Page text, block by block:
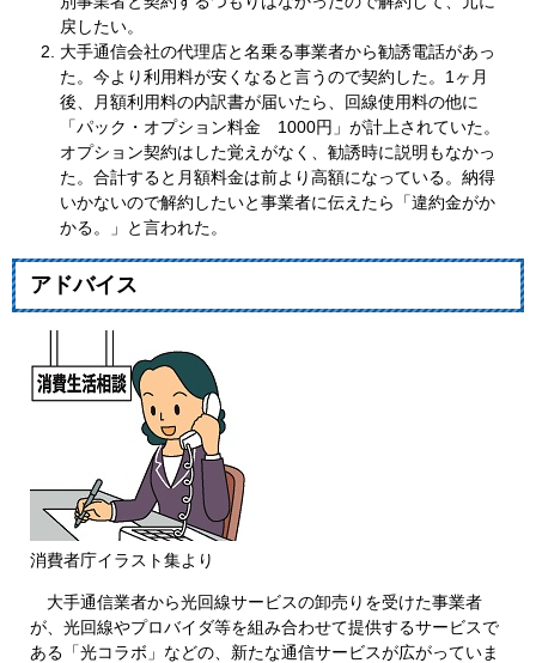
戻したい。
大手通信会社の代理店と名乗る事業者から勧誘電話があっ
た。今より利用料が安くなると言うので契約した。1ヶ月
後、月額利用料の内訳書が届いたら、回線使用料の他に
「パック・オプション料金 1000円」が計上されていた。
オプション契約はした覚えがなく、勧誘時に説明もなかっ
た。合計すると月額料金は前より高額になっている。納得
いかないので解約したいと事業者に伝えたら「違約金がか
かる。」と言われた。
アドバイス
消費者庁イラスト集より
大手通信業者から光回線サービスの卸売りを受けた事業者
が、光回線やプロバイダ等を組み合わせて提供するサービスで
ある「光コラボ」などの、新たな通信サービスが広がっていま